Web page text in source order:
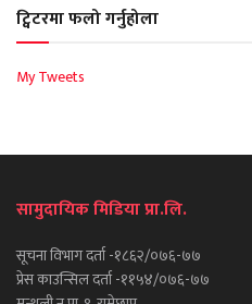
ट्विटरमा फलो गर्नुहोला
My Tweets
सामुदायिक मिडिया प्रा.लि.
सूचना विभाग दर्ता -१८६२/०७६-७७
प्रेस काउन्सिल दर्ता -११५४/०७६-७७